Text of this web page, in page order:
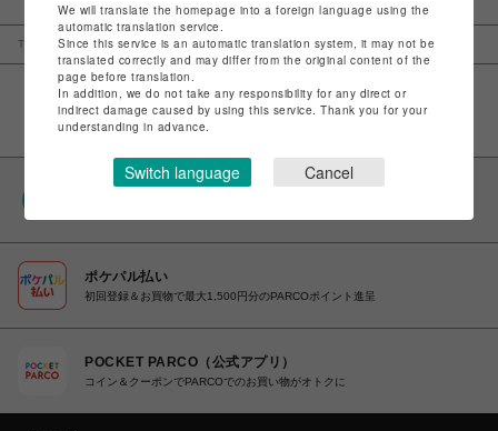
TOP 錦糸町PARCO 島村楽器
PARCOポイント
ポケパル払い
初回登録＆お買物で最大1,500円分のPARCOポイント進呈
POCKET PARCO（公式アプリ）
コイン＆クーポンでPARCOでのお買い物がオトクに
We will translate the homepage into a foreign language using the
automatic translation service.
Since this service is an automatic translation system, it may not be
translated correctly and may differ from the original content of the
page before translation.
In addition, we do not take any responsibility for any direct or
indirect damage caused by using this service. Thank you for your
understanding in advance.
Switch language Cancel